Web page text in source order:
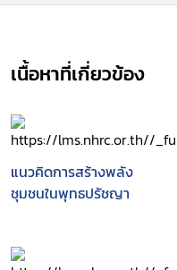
เนื้อหาที่เกี่ยวข้อง
แนวคิดการสร้างพลัง
ชุมชนในพุทธปรัชญา